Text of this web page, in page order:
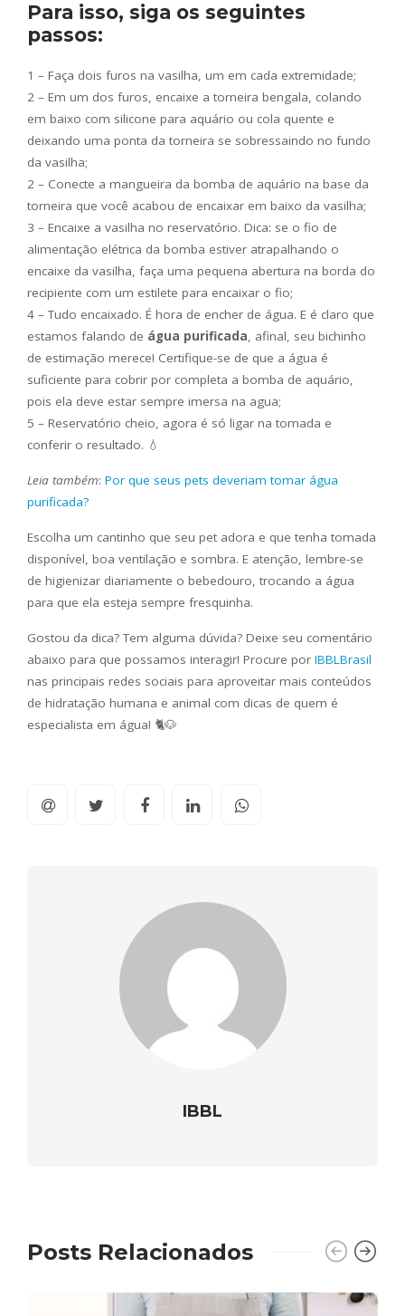
Para isso, siga os seguintes
passos:
1 – Faça dois furos na vasilha, um em cada extremidade;
2 – Em um dos furos, encaixe a torneira bengala, colando
em baixo com silicone para aquário ou cola quente e
deixando uma ponta da torneira se sobressaindo no fundo
da vasilha;
2 – Conecte a mangueira da bomba de aquário na base da
torneira que você acabou de encaixar em baixo da vasilha;
3 – Encaixe a vasilha no reservatório. Dica: se o fio de
alimentação elétrica da bomba estiver atrapalhando o
encaixe da vasilha, faça uma pequena abertura na borda do
recipiente com um estilete para encaixar o fio;
4 – Tudo encaixado. É hora de encher de água. E é claro que
estamos falando de água purificada, afinal, seu bichinho
de estimação merece! Certifique-se de que a água é
suficiente para cobrir por completa a bomba de aquário,
pois ela deve estar sempre imersa na agua;
5 – Reservatório cheio, agora é só ligar na tomada e
conferir o resultado. 💧
Leia também: Por que seus pets deveriam tomar água
purificada?
Escolha um cantinho que seu pet adora e que tenha tomada
disponível, boa ventilação e sombra. E atenção, lembre-se
de higienizar diariamente o bebedouro, trocando a água
para que ela esteja sempre fresquinha.
Gostou da dica? Tem alguma dúvida? Deixe seu comentário
abaixo para que possamos interagir! Procure por IBBLBrasil
nas principais redes sociais para aproveitar mais conteúdos
de hidratação humana e animal com dicas de quem é
especialista em água! 🐈🐶
IBBL
Posts Relacionados